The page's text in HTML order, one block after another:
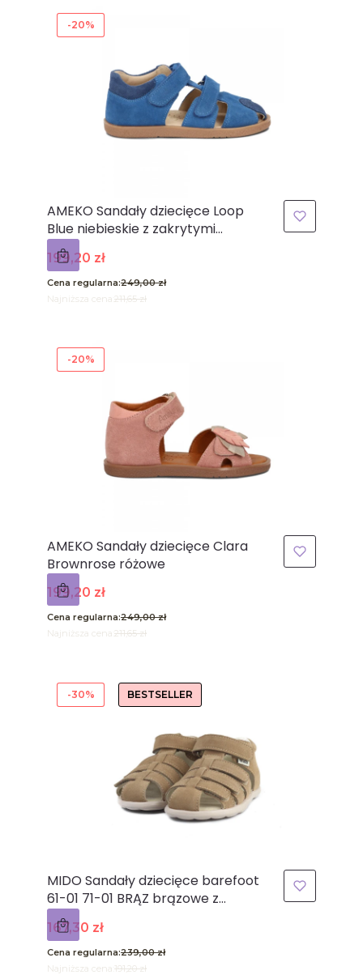
AMEKO Sandały dziecięce Loop
Blue niebieskie z zakrytymi
palcami
Cena promocyjna
199,20 zł
Cena regularna:249,00 zł
-20%
Najniższa cena: 211,65 zł
AMEKO Sandały dziecięce Clara
Brownrose różowe
Cena promocyjna
199,20 zł
Cena regularna:249,00 zł
-20%
Najniższa cena: 211,65 zł
BESTSELLER
MIDO Sandały dziecięce barefoot
61-01 71-01 BRĄZ brązowe z
zakrytymi palcami
Cena promocyjna
167,30 zł
Cena regularna:239,00 zł
-30%
Najniższa cena: 191,20 zł